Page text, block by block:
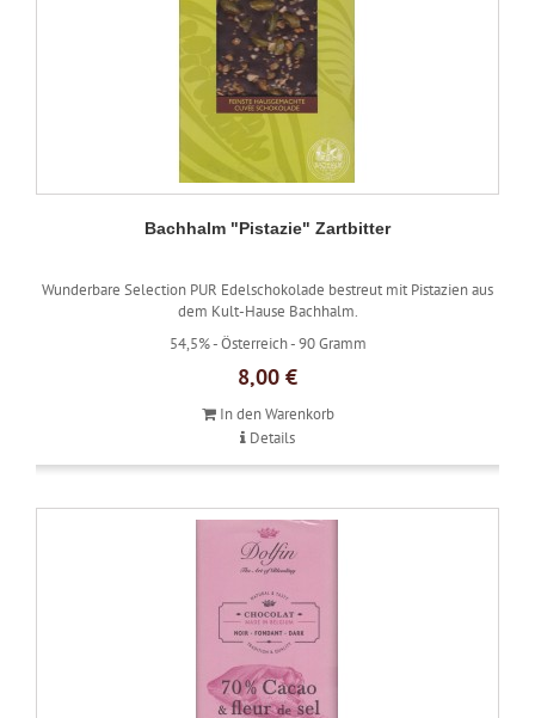
Bachhalm "Pistazie" Zartbitter
Wunderbare Selection PUR Edelschokolade bestreut mit Pistazien aus
dem Kult-Hause Bachhalm.
54,5% -Österreich -90 Gramm
8,00 €
In den Warenkorb
Details